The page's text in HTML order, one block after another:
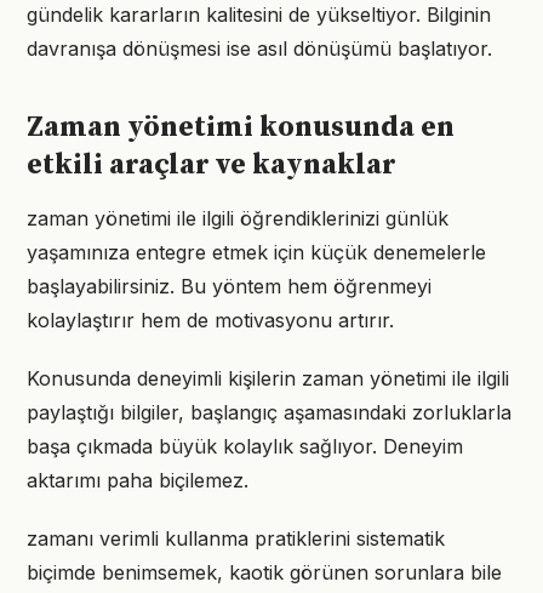
gündelik kararların kalitesini de yükseltiyor. Bilginin
davranışa dönüşmesi ise asıl dönüşümü başlatıyor.
Zaman yönetimi konusunda en
etkili araçlar ve kaynaklar
zaman yönetimi ile ilgili öğrendiklerinizi günlük
yaşamınıza entegre etmek için küçük denemelerle
başlayabilirsiniz. Bu yöntem hem öğrenmeyi
kolaylaştırır hem de motivasyonu artırır.
Konusunda deneyimli kişilerin zaman yönetimi ile ilgili
paylaştığı bilgiler, başlangıç aşamasındaki zorluklarla
başa çıkmada büyük kolaylık sağlıyor. Deneyim
aktarımı paha biçilemez.
zamanı verimli kullanma pratiklerini sistematik
biçimde benimsemek, kaotik görünen sorunlara bile